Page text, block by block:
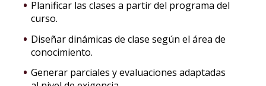
Planificar las clases a partir del programa del
curso.
Diseñar dinámicas de clase según el área de
conocimiento.
Generar parciales y evaluaciones adaptadas